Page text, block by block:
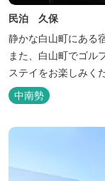
民泊 久保
静かな白山町にある
また、白山町でゴル
ステイをお楽しみく
中南勢